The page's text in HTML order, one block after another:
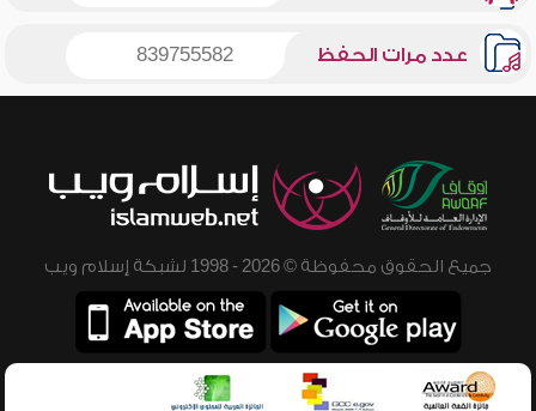
عدد مرات الحفظ 839755582
جميع الحقوق محفوظة © 2026 - 1998 لشبكة إسلام ويب